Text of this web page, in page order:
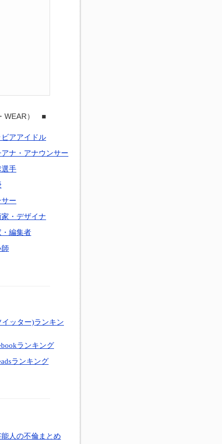
WEAR） ■
ビアアイドル
ナ・アナウンサー
選手
ー
・デザイナ
・編集者
師
ッター)ランキン
ランキング
ランキング
能人の不倫まとめ